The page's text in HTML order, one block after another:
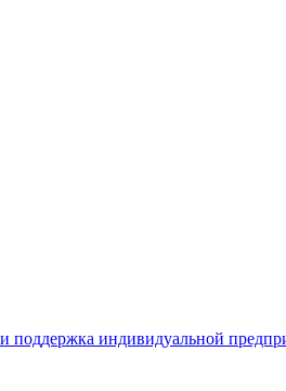
поддержка индивидуальной